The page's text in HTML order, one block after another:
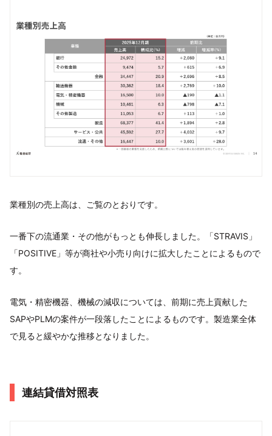
業種別の売上⾼は、ご覧のとおりです。
⼀番下の流通業・その他がもっとも伸⻑しました。「STRAVIS」
「POSITIVE」等が商社や⼩売り向けに拡⼤したことによるもので
す。
電気・精密機器、機械の減収については、前期に売上貢献した
SAPやPLMの案件が⼀段落したことによるものです。製造業全体
で⾒ると緩やかな推移となりました。
連結貸借対照表